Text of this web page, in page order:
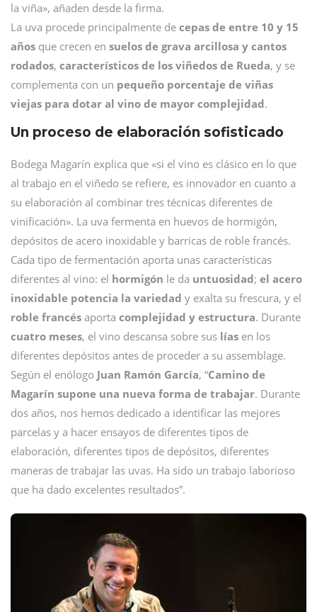
la viña», añaden desde la firma.
La uva procede principalmente de cepas de entre 10 y 15
años que crecen en suelos de grava arcillosa y cantos
rodados, característicos de los viñedos de Rueda, y se
complementa con un pequeño porcentaje de viñas
viejas para dotar al vino de mayor complejidad.
Un proceso de elaboración sofisticado
Bodega Magarín explica que «si el vino es clásico en lo que
al trabajo en el viñedo se refiere, es innovador en cuanto a
su elaboración al combinar tres técnicas diferentes de
vinificación». La uva fermenta en huevos de hormigón,
depósitos de acero inoxidable y barricas de roble francés.
Cada tipo de fermentación aporta unas características
diferentes al vino: el hormigón le da untuosidad; el acero
inoxidable potencia la variedad y exalta su frescura, y el
roble francés aporta complejidad y estructura. Durante
cuatro meses, el vino descansa sobre sus lías en los
diferentes depósitos antes de proceder a su assemblage.
Según el enólogo Juan Ramón García, “Camino de
Magarín supone una nueva forma de trabajar. Durante
dos años, nos hemos dedicado a identificar las mejores
parcelas y a hacer ensayos de diferentes tipos de
elaboración, diferentes tipos de depósitos, diferentes
maneras de trabajar las uvas. Ha sido un trabajo laborioso
que ha dado excelentes resultados”.